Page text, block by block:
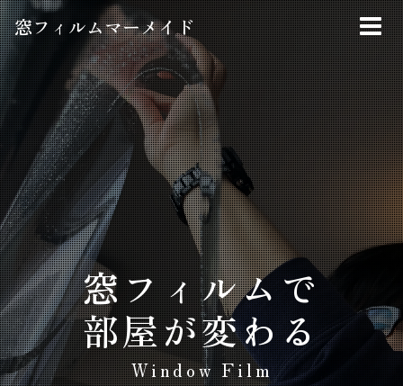
窓フィルムマーメイド
窓フィルムで
部屋が変わる
Window Film